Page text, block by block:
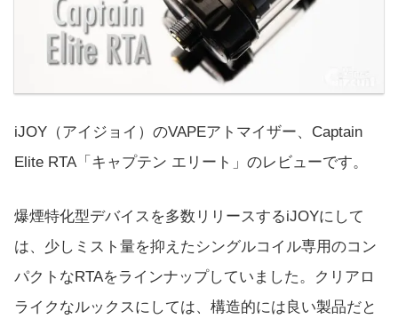
iJOY（アイジョイ）のVAPEアトマイザー、Captain
Elite RTA「キャプテン エリート」のレビューです。
爆煙特化型デバイスを多数リリースするiJOYにして
は、少しミスト量を抑えたシングルコイル専用のコン
パクトなRTAをラインナップしていました。クリアロ
ライクなルックスにしては、構造的には良い製品だと